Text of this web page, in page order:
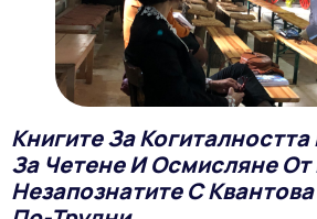
Книгите За
За Четене И Осмисляне От
Незапознатите С